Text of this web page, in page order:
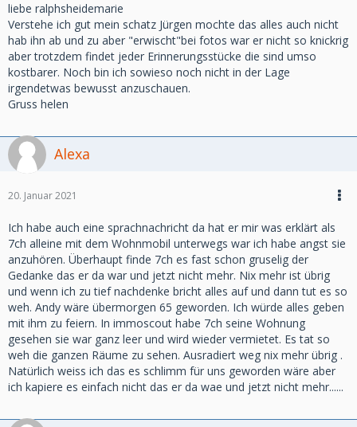
liebe ralphsheidemarie
Verstehe ich gut mein schatz Jürgen mochte das alles auch nicht
hab ihn ab und zu aber "erwischt"bei fotos war er nicht so knickrig
aber trotzdem findet jeder Erinnerungsstücke die sind umso
kostbarer. Noch bin ich sowieso noch nicht in der Lage
irgendetwas bewusst anzuschauen.
Gruss helen
Alexa
20. Januar 2021
Ich habe auch eine sprachnachricht da hat er mir was erklärt als
7ch alleine mit dem Wohnmobil unterwegs war ich habe angst sie
anzuhören. Überhaupt finde 7ch es fast schon gruselig der
Gedanke das er da war und jetzt nicht mehr. Nix mehr ist übrig
und wenn ich zu tief nachdenke bricht alles auf und dann tut es so
weh. Andy wäre übermorgen 65 geworden. Ich würde alles geben
mit ihm zu feiern. In immoscout habe 7ch seine Wohnung
gesehen sie war ganz leer und wird wieder vermietet. Es tat so
weh die ganzen Räume zu sehen. Ausradiert weg nix mehr übrig .
Natürlich weiss ich das es schlimm für uns geworden wäre aber
ich kapiere es einfach nicht das er da wae und jetzt nicht mehr......